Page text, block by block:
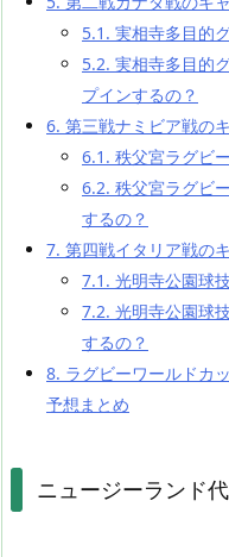
5.1. 実相寺多目的
5.2. 実相寺多目的
プインするの？
6. 第三戦ナミビア戦の
6.1. 秩父宮ラグビ
6.2. 秩父宮ラグビ
するの？
7. 第四戦イタリア戦の
7.1. 光明寺公園球
7.2. 光明寺公園球
するの？
8. ラグビーワールドカ
予想まとめ
ニュージーランド